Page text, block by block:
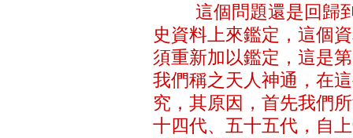
這個問題還是回歸到
史資料上來鑑定，這個
須重新加以鑑定，這是
我們稱之天人神通，在
究，其原因，首先我們
十四代、五十五代，自